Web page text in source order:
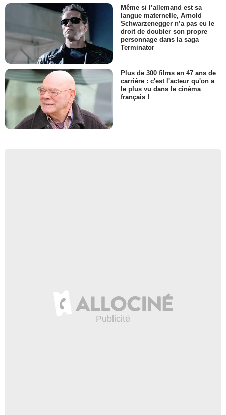
Même si l’allemand est sa
langue maternelle, Arnold
Schwarzenegger n’a pas eu le
droit de doubler son propre
personnage dans la saga
Terminator
Plus de 300 films en 47 ans de
carrière : c'est l'acteur qu'on a
le plus vu dans le cinéma
français !